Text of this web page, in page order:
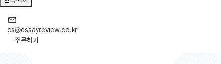
cs@essayreview.co.kr
주문하기